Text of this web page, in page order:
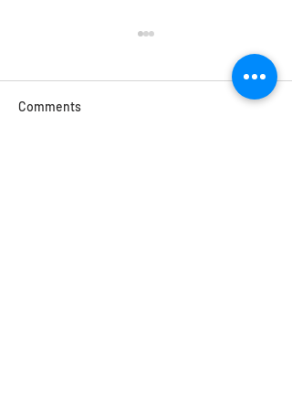
Comments